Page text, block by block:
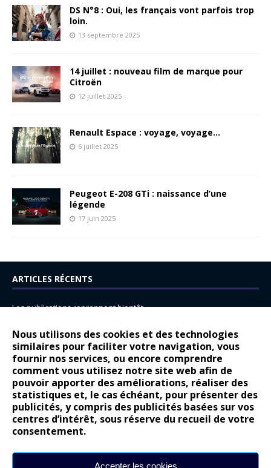
Nous utilisons des cookies et des technologies
similaires pour faciliter votre navigation, vous
fournir nos services, ou encore comprendre
comment vous utilisez notre site web afin de
pouvoir apporter des améliorations, réaliser des
statistiques et, le cas échéant, pour présenter des
publicités, y compris des publicités basées sur vos
centres d’intérêt, sous réserve du recueil de votre
consentement.
Accepter les cookies
DS N°8 : Oui, les français vont parfois trop
loin.
13 septembre 2025
14 juillet : nouveau film de marque pour
Citroën
12 juillet 2025
Renault Espace : voyage, voyage…
6 juillet 2025
Peugeot E-208 GTi : naissance d’une
légende
17 juin 2025
ARTICLES RÉCENTS
Les publications reprennent bientôt…
14 juillet : nouveau film de marque pour Citroën
Renault Espace : voyage, voyage…
Peugeot E-208 GTi : naissance d’une légende
COMMENTAIRES RÉCENTS
Bernard Dardartdans
Gilly